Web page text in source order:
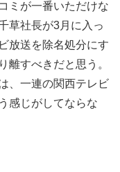
ミが一番いただけな
草社長が3月に入っ
放送を除名処分にす
離すべきだと思う。
、一連の関西テレビ
感じがしてならな